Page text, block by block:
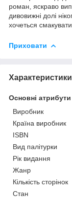
роман, яскраво
дивовижні долі
хочеться
Приховати
Характеристики
Основні атрибути
Виробник
Країна виробник
ISBN
Вид палітурки
Рік видання
Жанр
Кількість сторінок
Стан